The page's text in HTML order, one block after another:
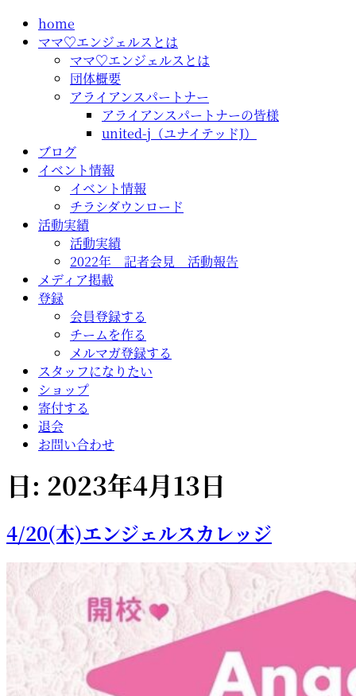
home
ママ♡エンジェルスとは
ママ♡エンジェルスとは
団体概要
アライアンスパートナー
アライアンスパートナーの皆様
united-j（ユナイテッドJ）
ブログ
イベント情報
イベント情報
チラシダウンロード
活動実績
活動実績
2022年 記者会見 活動報告
メディア掲載
登録
会員登録する
チームを作る
メルマガ登録する
スタッフになりたい
ショップ
寄付する
退会
お問い合わせ
日: 2023年4月13日
4/20(木)エンジェルスカレッジ